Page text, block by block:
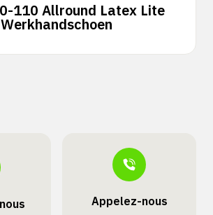
110 Allround Latex Lite
Werkhandschoen
Appelez-nous